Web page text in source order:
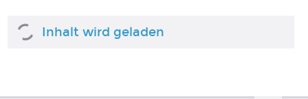
PROJEKT
Inhalt wird geladen